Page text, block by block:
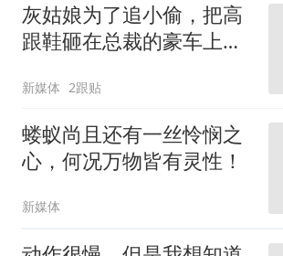
灰姑娘为了追小偷，把高
跟鞋砸在总裁的豪车上，
新媒体 2跟贴
蝼蚁尚且还有一丝怜悯之
心，何况万物皆有灵性！
新媒体